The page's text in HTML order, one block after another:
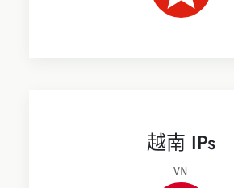
越南 IPs
VN